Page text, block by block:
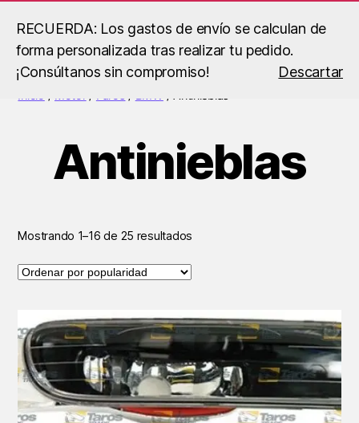
RECUERDA: Los gastos de envío se calculan de
forma personalizada tras realizar tu pedido.
¡Consúltanos sin compromiso!
Descartar
Buscar
B.S
Antinieblas
Mostrando 1–16 de 25 resultados